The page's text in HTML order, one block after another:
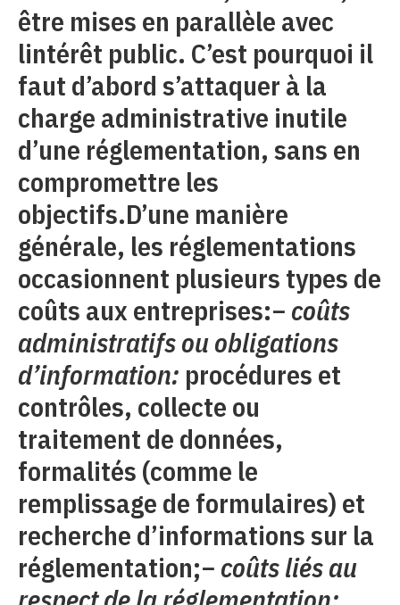
être mises en parallèle avec
lintérêt public. C’est pourquoi il
faut d’abord s’attaquer à la
charge administrative inutile
d’une réglementation, sans en
compromettre les
objectifs.D’une manière
générale, les réglementations
occasionnent plusieurs types de
coûts aux entreprises:− coûts
administratifs ou obligations
d’information: procédures et
contrôles, collecte ou
traitement de données,
formalités (comme le
remplissage de formulaires) et
recherche d’informations sur la
réglementation;− coûts liés au